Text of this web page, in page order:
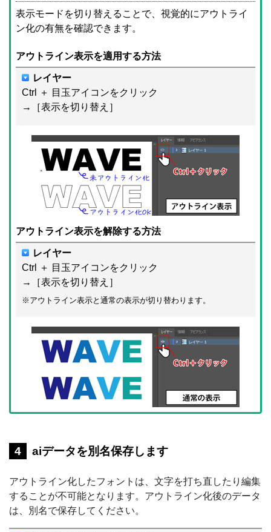
表示モードを切り替えることで、視覚的にアウトライ
ン化の有無を確認できます。
アウトライン表示を適用する方法
レイヤー
Ctrl ＋ 目玉アイコンをクリック
→［表示を切り替え］
アウトライン表示を解除する方法
レイヤー
Ctrl ＋ 目玉アイコンをクリック
→［表示を切り替え］
※アウトライン表示と通常の表示が切り替わります。
aiデータを別名保存します
アウトライン化したフォントは、文字を打ち直したり編集
することが不可能となります。アウトライン化後のデータ
は、別名で保存してください。